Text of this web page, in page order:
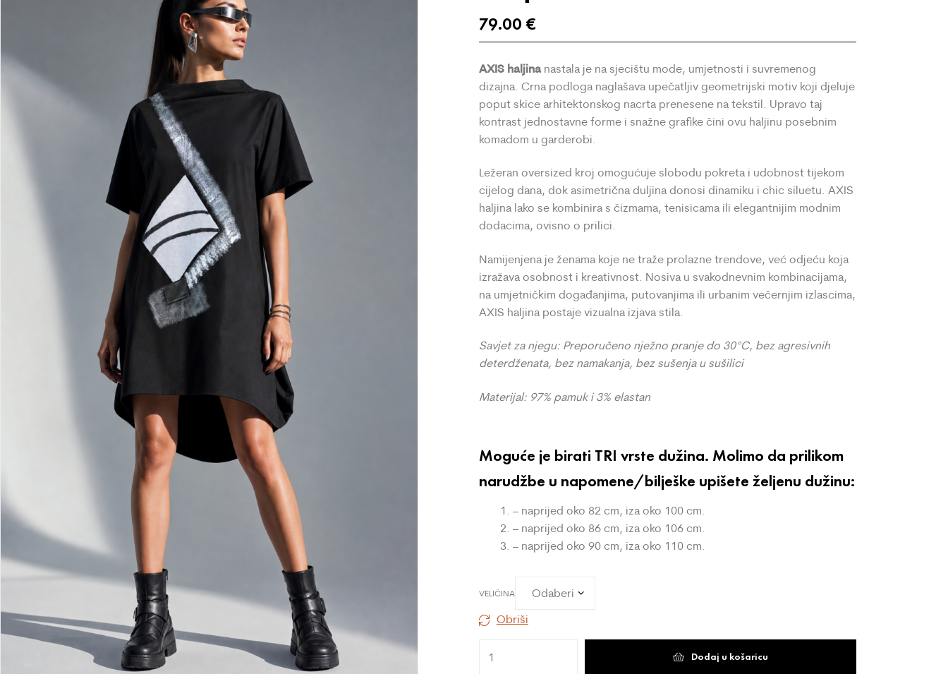
79.00€
AXIS haljina nastala je na sjecištu mode, umjetnosti i suvremenog
dizajna. Crna podloga naglašava upečatljiv geometrijski motiv koji djeluje
poput skice arhitektonskog nacrta prenesene na tekstil. Upravo taj
kontrast jednostavne forme i snažne grafike čini ovu haljinu posebnim
komadom u garderobi.
Ležeran oversized kroj omogućuje slobodu pokreta i udobnost tijekom
cijelog dana, dok asimetrična duljina donosi dinamiku i chic siluetu. AXIS
haljina lako se kombinira s čizmama, tenisicama ili elegantnijim modnim
dodacima, ovisno o prilici.
Namijenjena je ženama koje ne traže prolazne trendove, već odjeću koja
izražava osobnost i kreativnost. Nosiva u svakodnevnim kombinacijama,
na umjetničkim događanjima, putovanjima ili urbanim večernjim izlascima,
AXIS haljina postaje vizualna izjava stila.
Savjet za njegu: Preporučeno nježno pranje do 30°C, bez agresivnih
deterdženata, bez namakanja, bez sušenja u sušilici
Materijal: 97% pamuk i 3% elastan
Moguće je birati TRI vrste dužina. Molimo da prilikom
narudžbe u napomene/bilješke upišete željenu dužinu:
– naprijed oko 82 cm, iza oko 100 cm.
– naprijed oko 86 cm, iza oko 106 cm.
– naprijed oko 90 cm, iza oko 110 cm.
VELIČINA
Obriši
Dodaj u košaricu